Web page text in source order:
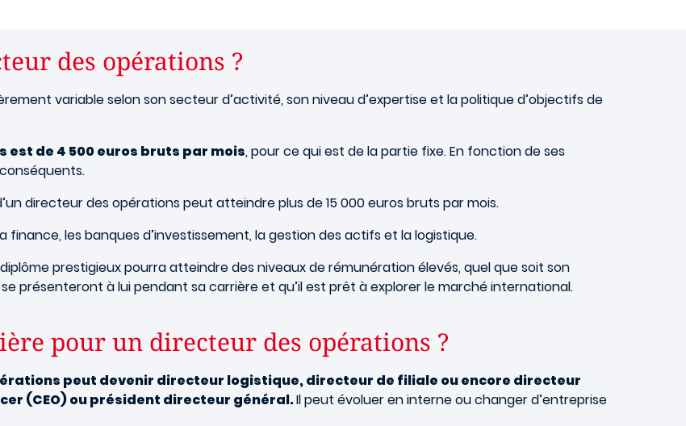
des opérations ?
variable selon son secteur d’activité, son niveau d’expertise et la politique d’objectifs de
de 4 500 euros bruts par mois, pour ce qui est de la partie fixe. En fonction de ses
directeur des opérations peut atteindre plus de 15 000 euros bruts par mois.
les banques d’investissement, la gestion des actifs et la logistique.
prestigieux pourra atteindre des niveaux de rémunération élevés, quel que soit son
présenteront à lui pendant sa carrière et qu’il est prêt à explorer le marché international.
pour un directeur des opérations ?
peut devenir directeur logistique, directeur de filiale ou encore directeur
(CEO) ou président directeur général.Il peut évoluer en interne ou changer d’entreprise